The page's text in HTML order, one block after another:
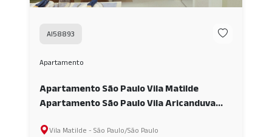
AI58893
Apartamento
Apartamento São Paulo Vila Matilde
Apartamento São Paulo Vila Aricanduva
ao METRÔ AI58893
Vila Matilde - São Paulo/São Paulo